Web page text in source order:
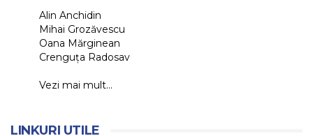
Alin Anchidin
Mihai Grozăvescu
Oana Mărginean
Crenguța Radosav
Vezi mai mult...
LINKURI UTILE